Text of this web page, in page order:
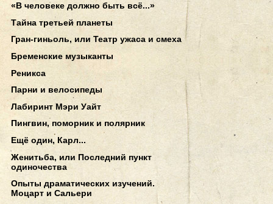
«В человеке должно быть всё...»
Тайна третьей планеты
Гран-гиньоль, или Театр ужаса и смеха
Бременские музыканты
Реникса
Парни и велосипеды
Лабиринт Мэри Уайт
Пингвин, поморник и полярник
Ещё один, Карл...
Женитьба, или Последний пункт
одиночества
Опыты драматических изучений.
Моцарт и Сальери